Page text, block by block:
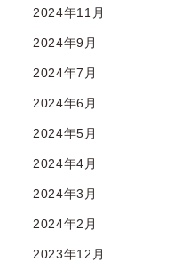
2024年11月
2024年9月
2024年7月
2024年6月
2024年5月
2024年4月
2024年3月
2024年2月
2023年12月